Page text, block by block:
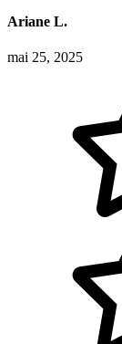
Ariane L.
mai 25, 2025